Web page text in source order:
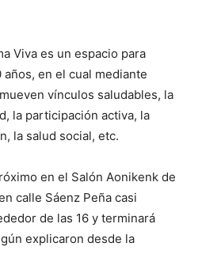
Viva es un espacio para
en el cual mediante
vínculos saludables, la
la participación activa, la
la salud social, etc.
en el Salón Aonikenk de
calle Sáenz Peña casi
de las 16 y terminará
explicaron desde la